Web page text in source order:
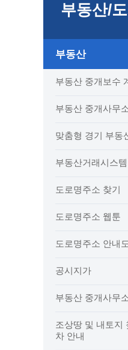
고시/공고/입법예고
행사ㆍ축제
시 주간행사
보도자료(2021.4월
사전정보공표
행정정보공개목록
조직정보공개
업무추진비(부서장)
상품권 구매·사용
종합민원실 안내도
종합민원상담센터
우리 노무사 상담센
어디서나 민원
민원 제증명 수수료
행정처리기준편람
대법원인터넷등기소
110화상수화통역서
행정서비스헌장
출생·사망·혼인신
절차
광명일자리센터
단원소개
예술/공연단체
광명시립예술단 티
영화상영관 현황
출판사 및 인쇄소 현
문화유통업 현황
국가유산관
역사관
부동산/
부동산
부동산 중개보수
부동산 중개사무
맞춤형 경기 부동
부동산거래시스템
도로명주소 찾기
도로명주소 웹툰
도로명주소 안내도
공시지가
부동산 중개사무
조상땅 및 내토지
차 안내